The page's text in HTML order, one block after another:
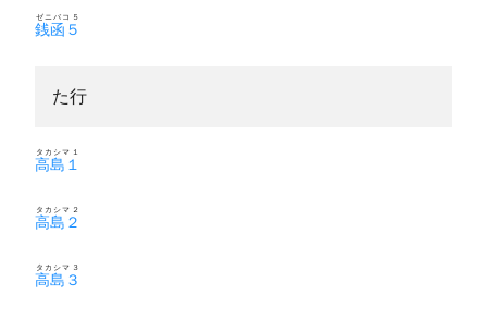
銭函５
ゼニバコ５
た行
高島１
タカシマ１
高島２
タカシマ２
高島３
タカシマ３